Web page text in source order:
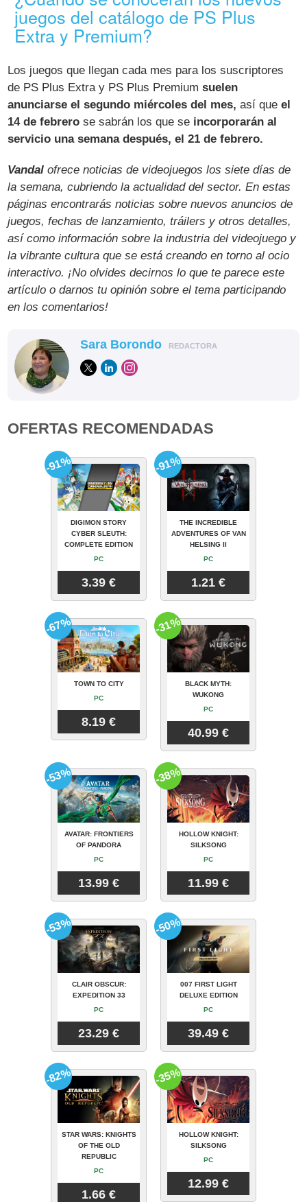
juegos del catálogo de PS Plus
Extra y Premium?
Los juegos que llegan cada mes para los suscriptores
de PS Plus Extra y PS Plus Premiumsuelen
anunciarse el segundo miércoles del mes, así queel
14 de febrero se sabrán los que se incorporarán al
servicio una semana después, el 21 de febrero.
Vandal ofrece noticias de videojuegos los siete días de
la semana, cubriendo la actualidad del sector. En estas
páginas encontrarás noticias sobre nuevos anuncios de
juegos, fechas de lanzamiento, tráilers y otros detalles,
así como información sobre la industria del videojuego y
la vibrante cultura que se está creando en torno al ocio
interactivo. ¡No olvides decirnos lo que te parece este
artículo o darnos tu opinión sobre el tema participando
en los comentarios!
Sara Borondo REDACTORA
OFERTAS RECOMENDADAS
DIGIMON STORY
CYBER SLEUTH:
COMPLETE EDITION
PC
3.39 €
-91%
THE INCREDIBLE
ADVENTURES OF VAN
HELSING II
PC
1.21 €
-91%
TOWN TO CITY
PC
8.19 €
-67%
BLACK MYTH:
WUKONG
PC
40.99 €
-31%
AVATAR: FRONTIERS
OF PANDORA
PC
13.99 €
-53%
HOLLOW KNIGHT:
SILKSONG
PC
11.99 €
-38%
CLAIR OBSCUR:
EXPEDITION 33
PC
23.29 €
-53%
007 FIRST LIGHT
DELUXE EDITION
PC
39.49 €
-50%
STAR WARS: KNIGHTS
OF THE OLD
REPUBLIC
PC
1.66 €
-82%
HOLLOW KNIGHT:
SILKSONG
PC
12.99 €
-35%